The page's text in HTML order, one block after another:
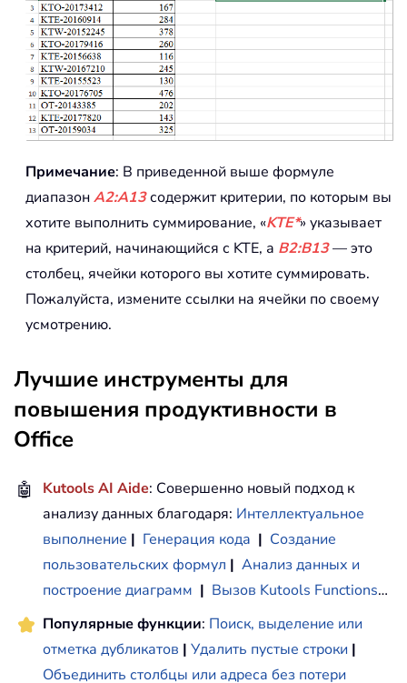
Примечание: В приведенной выше формуле
диапазонA2:A13содержит критерии, по которым вы
хотите выполнить суммирование, «KTE*» указывает
на критерий, начинающийся с KTE, а B2:B13— это
столбец, ячейки которого вы хотите суммировать.
Пожалуйста, измените ссылки на ячейки по своему
усмотрению.
Лучшие инструменты для
повышения продуктивности в
Office
🤖 Kutools AI Aide: Совершенно новый подход к
анализу данных благодаря: Интеллектуальное
выполнение | Генерация кода | Создание
пользовательских формул | Анализ данных и
построение диаграмм | Вызов Kutools Functions…
Популярные функции: Поиск, выделение или
отметка дубликатов | Удалить пустые строки |
Объединить столбцы или адреса без потери